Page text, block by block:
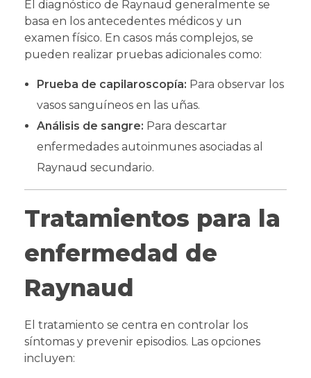
El diagnóstico de Raynaud generalmente se
basa en los antecedentes médicos y un
examen físico. En casos más complejos, se
pueden realizar pruebas adicionales como:
Prueba de capilaroscopía: Para observar los
vasos sanguíneos en las uñas.
Análisis de sangre: Para descartar
enfermedades autoinmunes asociadas al
Raynaud secundario.
Tratamientos para la
enfermedad de
Raynaud
El tratamiento se centra en controlar los
síntomas y prevenir episodios. Las opciones
incluyen: